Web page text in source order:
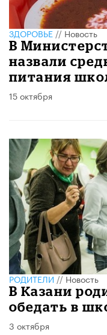
ЗДОРОВЬЕ//Новость
В
назвали
питания
15 октября
РОДИТЕЛИ//Новость
В Казани
обедать в
3 октября